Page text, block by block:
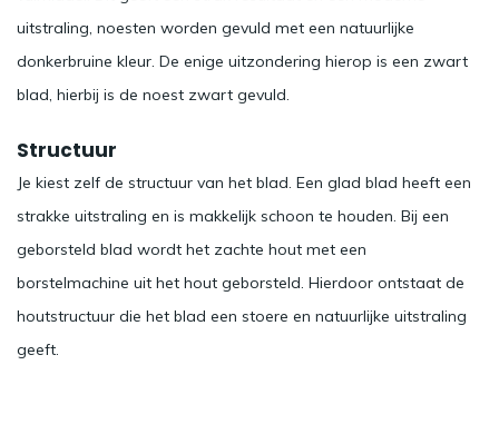
uitstraling, noesten worden gevuld met een natuurlijke
donkerbruine kleur. De enige uitzondering hierop is een zwart
blad, hierbij is de noest zwart gevuld.
Structuur
Je kiest zelf de structuur van het blad. Een glad blad heeft een
strakke uitstraling en is makkelijk schoon te houden. Bij een
geborsteld blad wordt het zachte hout met een
borstelmachine uit het hout geborsteld. Hierdoor ontstaat de
houtstructuur die het blad een stoere en natuurlijke uitstraling
geeft.